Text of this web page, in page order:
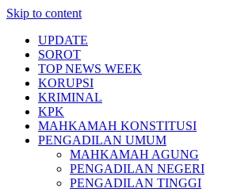
Skip to content
UPDATE
SOROT
TOP NEWS WEEK
KORUPSI
KRIMINAL
KPK
MAHKAMAH KONSTITUSI
PENGADILAN UMUM
MAHKAMAH AGUNG
PENGADILAN NEGERI
PENGADILAN TINGGI